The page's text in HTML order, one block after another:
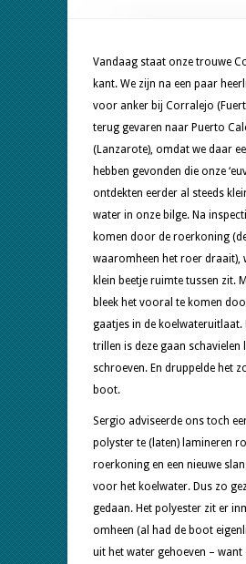
Vandaag staat onze trouwe
kant. We zijn na een paar
voor anker bij Corralejo
terug gevaren naar Puerto
(Lanzarote), omdat we daar
hebben gevonden die onze
ontdekten eerder al steeds
water in onze bilge. Na
komen door de roerkoning
waaromheen het roer draait),
klein beetje ruimte tussen zit.
bleek het vooral te komen
gaatjes in de koelwateruitlaat.
trillen is deze gaan schavielen
schroeven. En druppelde het
boot.
Sergio adviseerde ons toch
polyster te (laten) lamineren
roerkoning en een nieuwe
voor het koelwater. Dus zo
gedaan. Het polyester zit er
omheen (al had de boot
uit het water gehoeven –